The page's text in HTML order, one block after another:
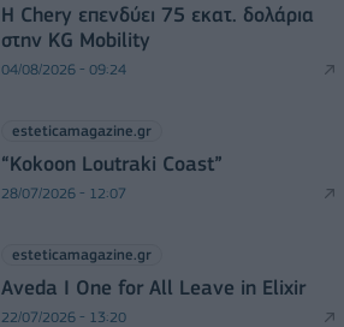
Η Chery επενδύει 75 εκατ. δολάρια
στην KG Mobility
04/08/2026 - 09:24
esteticamagazine.gr
“Kokoon Loutraki Coast”
28/07/2026 - 12:07
esteticamagazine.gr
Aveda I One for All Leave in Elixir
22/07/2026 - 13:20